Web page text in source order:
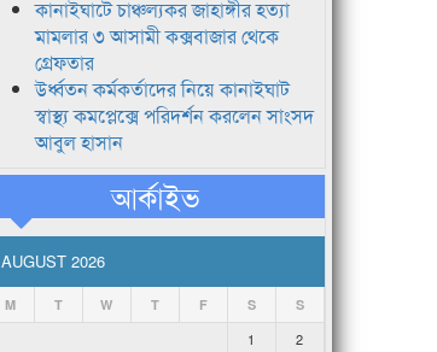
কানাইঘাটে চাঞ্চল্যকর জাহাঙ্গীর হত্যা
মামলার ৩ আসামী কক্সবাজার থেকে
গ্রেফতার
উর্ধ্বতন কর্মকর্তাদের নিয়ে কানাইঘাট
স্বাস্থ্য কমপ্লেক্সে পরিদর্শন করলেন সাংসদ
আবুল হাসান
আর্কাইভ
AUGUST 2026
M T W T F S S
1
2